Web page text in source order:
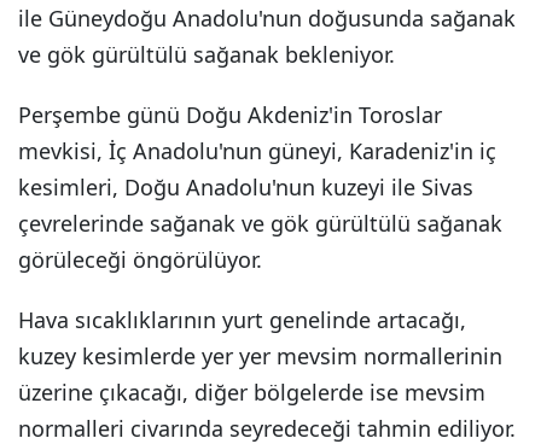
ile Güneydoğu Anadolu'nun doğusunda sağanak
ve gök gürültülü sağanak bekleniyor.
Perşembe günü Doğu Akdeniz'in Toroslar
mevkisi, İç Anadolu'nun güneyi, Karadeniz'in iç
kesimleri, Doğu Anadolu'nun kuzeyi ile Sivas
çevrelerinde sağanak ve gök gürültülü sağanak
görüleceği öngörülüyor.
Hava sıcaklıklarının yurt genelinde artacağı,
kuzey kesimlerde yer yer mevsim normallerinin
üzerine çıkacağı, diğer bölgelerde ise mevsim
normalleri civarında seyredeceği tahmin ediliyor.